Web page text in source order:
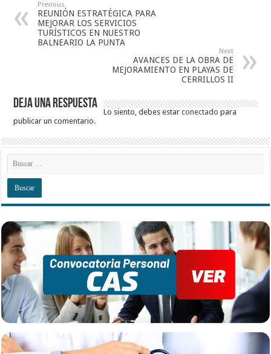
Previous
REUNIÓN ESTRATÉGICA PARA
MEJORAR LOS SERVICIOS
TURÍSTICOS EN NUESTRO
BALNEARIO LA PUNTA
Next
AVANCES DE LA OBRA DE
MEJORAMIENTO EN PLAYAS DE
CERRILLOS II
Deja una respuesta
Lo siento, debes estarconectado para
publicar un comentario.